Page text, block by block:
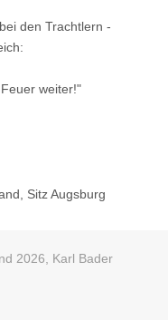
den Trachtlern -
weiter!"
Sitz Augsburg
2026, Karl Bader